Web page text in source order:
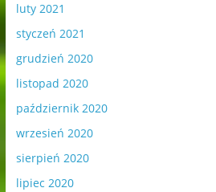
luty 2021
styczeń 2021
grudzień 2020
listopad 2020
październik 2020
wrzesień 2020
sierpień 2020
lipiec 2020